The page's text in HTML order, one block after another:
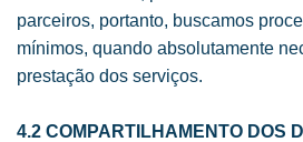
parceiros, portanto, buscamos
mínimos, quando absolutamente
prestação dos serviços.
4.2 COMPARTILHAMENTO DOS